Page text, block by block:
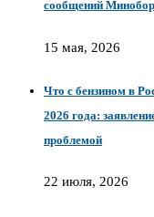
сообщений
15 мая, 2026
Что с бензином в
2026 года:
проблемой
22 июля, 2026